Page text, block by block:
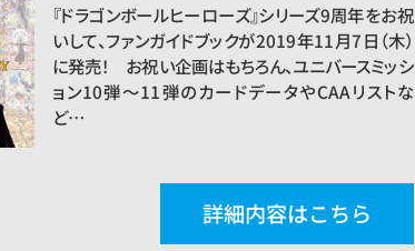
『ドラゴンボールヒーローズ』シリーズ9周年をお祝
いして、ファンガイドブックが2019年11月7日（木）
に発売！ お祝い企画はもちろん、ユニバースミッシ
ョン10弾～11弾のカードデータやCAAリストな
ど…
詳細内容はこちら